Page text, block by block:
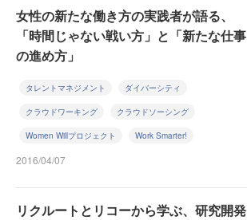
女性の新たな働き方の実践者が語る、
「時間じゃない戦い方」と「新たな仕事
の進め方」
タレントマネジメント ダイバーシティ
クラウドワーキング クラウドソーシング
Women Willプロジェクト Work Smarter!
2016/04/07
リクルートとリコーから学ぶ、研究開発